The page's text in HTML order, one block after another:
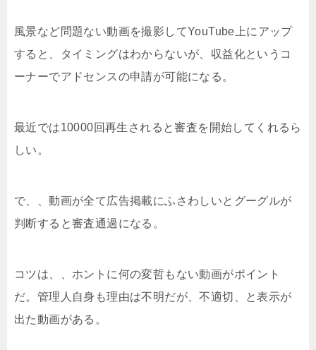
風景など問題ない動画を撮影してYouTube上にアップ
すると、タイミングはわからないが、収益化というコ
ーナーでアドセンスの申請が可能になる。
最近では10000回再生されると審査を開始してくれるら
しい。
で、、動画が全て広告掲載にふさわしいとグーグルが
判断すると審査通過になる。
コツは、、ホントに何の変哲もない動画がポイント
だ。管理人自身も理由は不明だが、不適切、と表示が
出た動画がある。